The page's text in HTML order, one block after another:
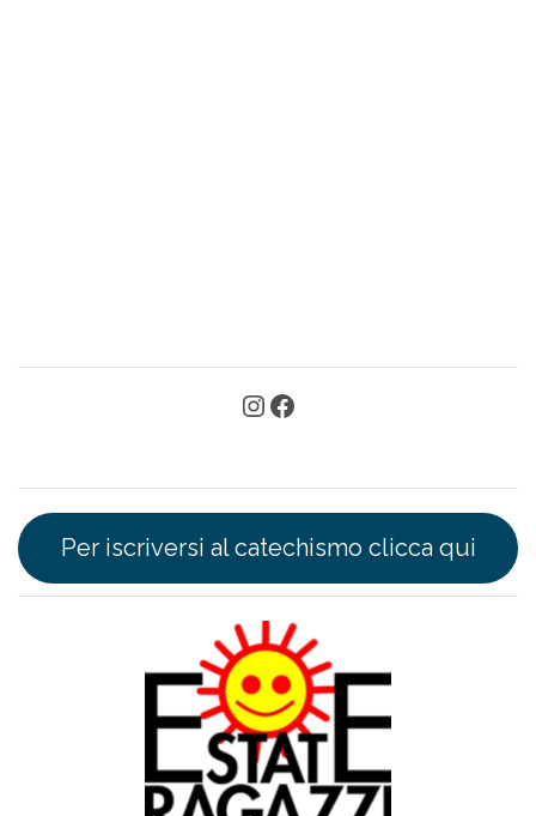
Per iscriversi al catechismo clicca qui